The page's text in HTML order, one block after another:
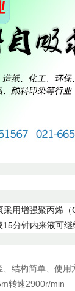
用增强聚丙烯（
15分钟内来液可
结构简单、使用
转速2900r/min